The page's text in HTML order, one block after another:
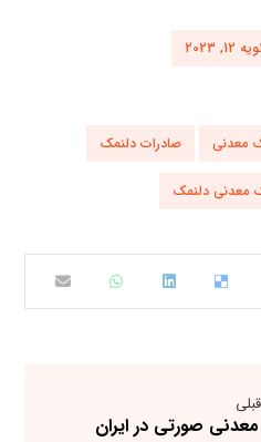
12, 2023
معدنی صادرات دلنمک
معدنی دلنمک
قبلی
صورتی در ایران